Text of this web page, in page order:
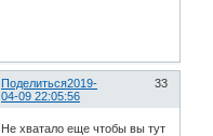
Поделиться 33
2019-
04-09 22:05:56
Не хватало еще чтобы вы тут